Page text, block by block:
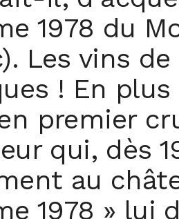
1978 du
Les vins
! En plus
premier
qui, dès
au
1978 » lui